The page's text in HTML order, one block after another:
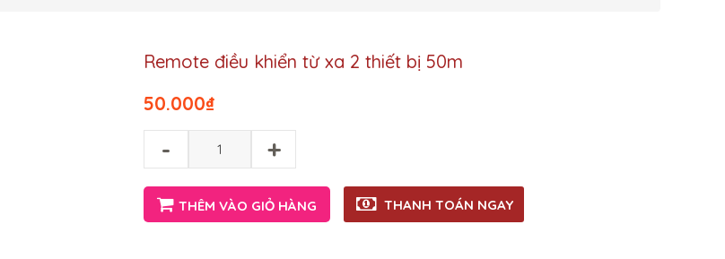
Remote điều khiển từ xa 2 thiết bị 50m
₫
50.000
- +
THÊM VÀO GIỎ HÀNG THANH TOÁN NGAY